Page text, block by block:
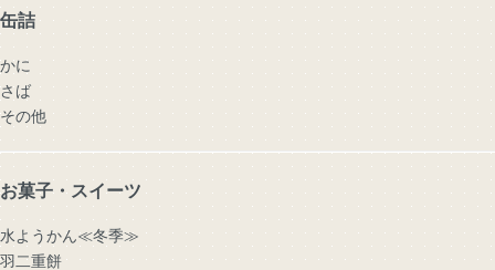
缶詰
かに
さば
その他
お菓子・スイーツ
水ようかん≪冬季≫
羽二重餅